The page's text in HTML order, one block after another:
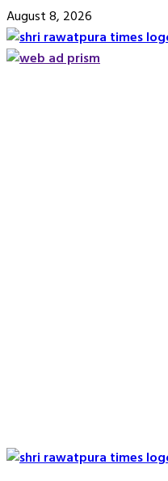
Skip
to
content
August 8, 2026
Primary